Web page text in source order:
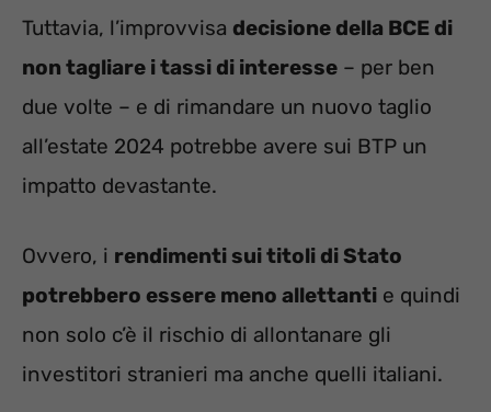
Tuttavia, l’improvvisa decisione della BCE di
non tagliare i tassi di interesse – per ben
due volte – e di rimandare un nuovo taglio
all’estate 2024 potrebbe avere sui BTP un
impatto devastante.
Ovvero, i rendimenti sui titoli di Stato
potrebbero essere meno allettanti e quindi
non solo c’è il rischio di allontanare gli
investitori stranieri ma anche quelli italiani.